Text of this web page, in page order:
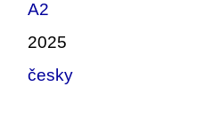
A2
2025
česky